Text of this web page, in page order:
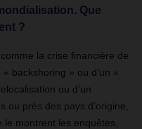
Que
?
la crise financière de
backshoring » ou d’un «
ou d’un
ou près des pays d’origine,
le montrent les enquêtes,